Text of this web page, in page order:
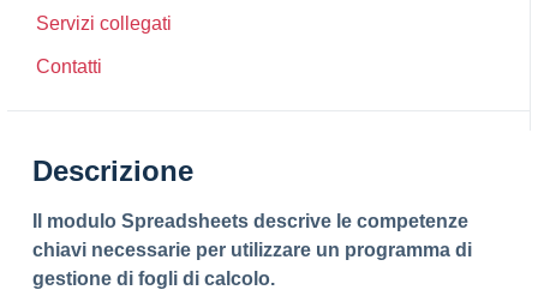
Servizi collegati
Contatti
Descrizione
Il modulo Spreadsheets descrive le competenze
chiavi necessarie per utilizzare un programma di
gestione di fogli di calcolo.